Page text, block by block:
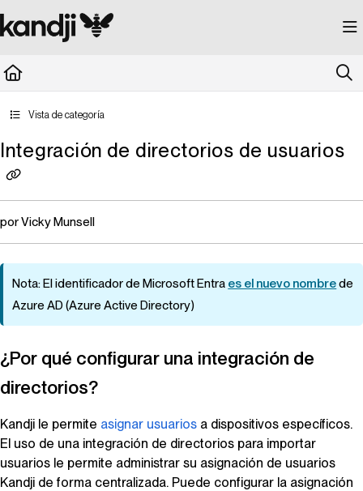
Documentation Index
Fetch the complete documentation index at: https://kandji.document360.io/
Vista de categoría
Integración de directorios de usuarios
por Vicky Munsell
Nota: El identificador de Microsoft Entra es el nuevo nombrede
Azure AD (Azure Active Directory)
¿Por qué configurar una integración de
directorios?
Kandji le permite asignar usuarios a dispositivos específicos.
El uso de una integración de directorios para importar
usuarios le permite administrar su asignación de usuarios
Kandji de forma centralizada. Puede configurar la asignación